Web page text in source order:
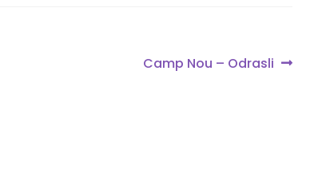
Next
Camp Nou – Odrasli